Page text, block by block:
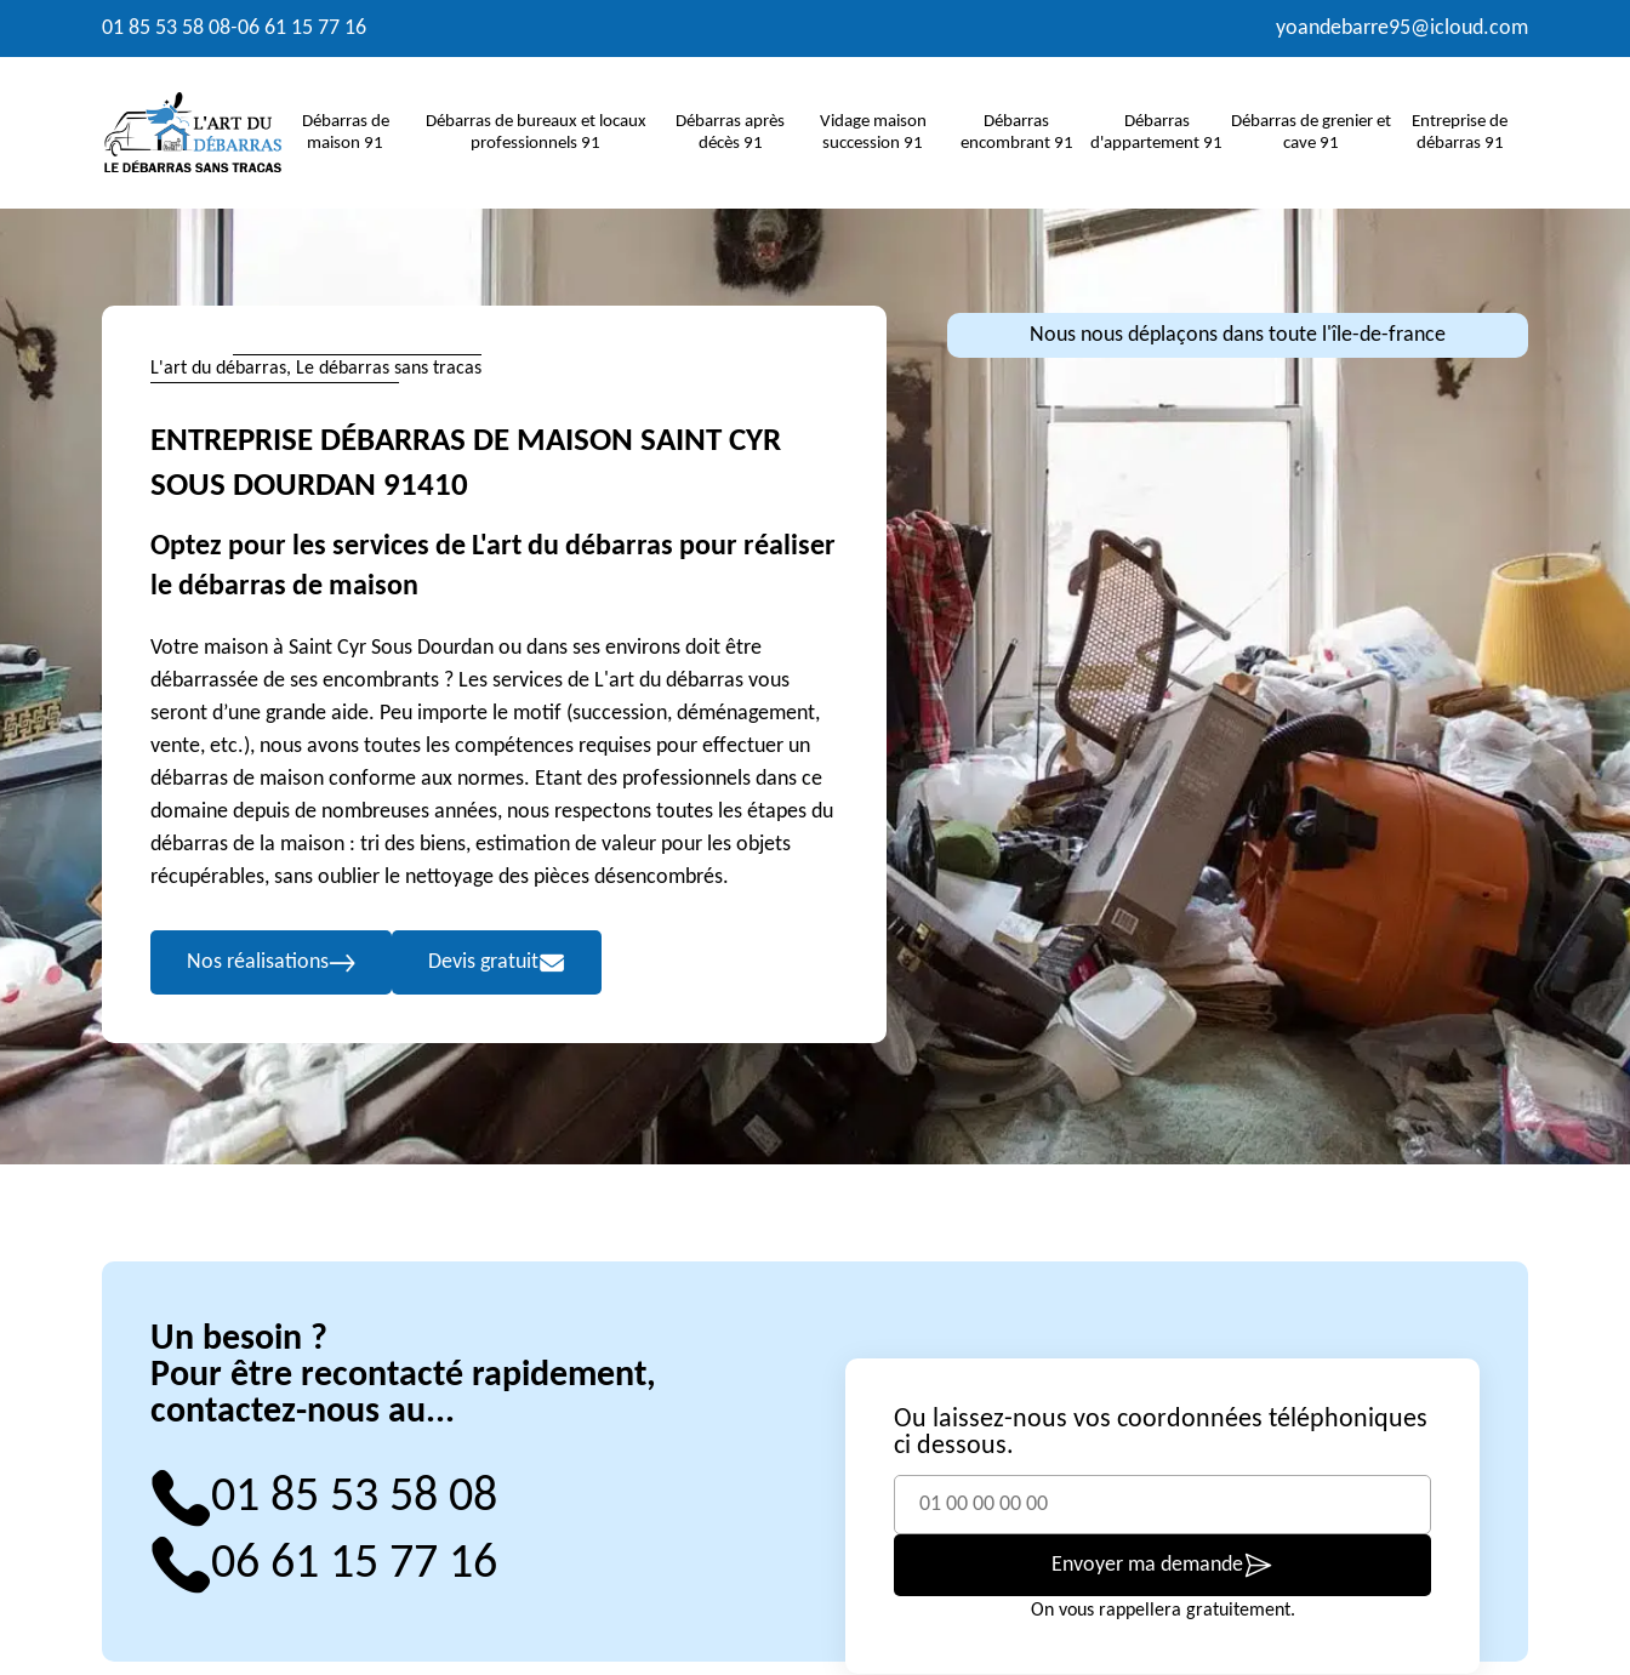
01 85 53 58 08-06 61 15 77 16 yoandebarre95@icloud.com
Débarras de
maison 91
Débarras de bureaux et locaux
professionnels 91
Débarras après
décès 91
Vidage maison
succession 91
Débarras
encombrant 91
Débarras
d'appartement 91
Débarras de grenier et
cave 91
Entreprise de
débarras 91
L'art du débarras, Le débarras sans tracas
ENTREPRISE DÉBARRAS DE MAISON SAINT CYR
SOUS DOURDAN 91410
Optez pour les services de L'art du débarras pour réaliser
le débarras de maison
Votre maison à Saint Cyr Sous Dourdan ou dans ses environs doit être
débarrassée de ses encombrants ? Les services de L'art du débarras vous
seront d’une grande aide. Peu importe le motif (succession, déménagement,
vente, etc.), nous avons toutes les compétences requises pour effectuer un
débarras de maison conforme aux normes. Etant des professionnels dans ce
domaine depuis de nombreuses années, nous respectons toutes les étapes du
débarras de la maison : tri des biens, estimation de valeur pour les objets
récupérables, sans oublier le nettoyage des pièces désencombrés.
Nos réalisations Devis gratuit
Nous nous déplaçons dans toute l'île-de-france
Un besoin ?
Pour être recontacté rapidement,
contactez-nous au...
01 85 53 58 08
06 61 15 77 16
Ou laissez-nous vos coordonnées téléphoniques
ci dessous.
Envoyer ma demande
On vous rappellera gratuitement.